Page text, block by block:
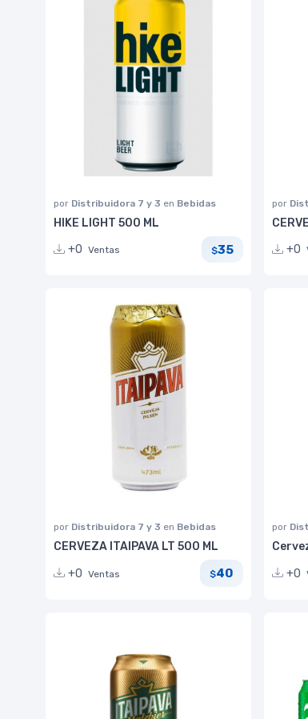
por Distribuidora 7 y 3 en Bebidas
HIKE LIGHT 500 ML
+0 Ventas $35
por
+0
por Distribuidora 7 y 3 en Bebidas
CERVEZA ITAIPAVA LT 500 ML
+0 Ventas $40
por
+0